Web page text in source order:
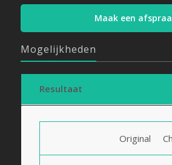
Maak een
Mogelijkheden
Resultaat
Original